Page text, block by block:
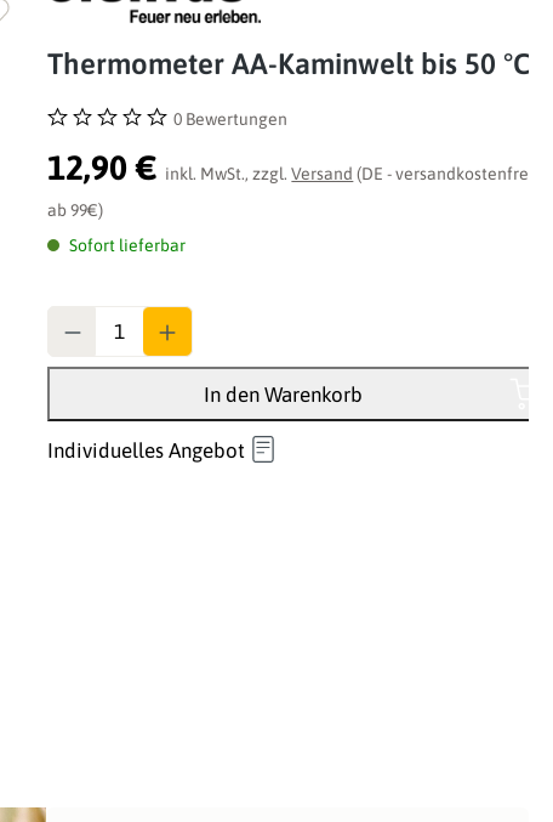
Thermometer AA-Kaminwelt bis 50 °C
Durchschnittliche Bewertung von 0 von 5 Sternen
0 Bewertungen
12,90 € inkl. MwSt., zzgl.Versand (DE - versandkostenfrei
ab 99€)
Sofort lieferbar
In den Warenkorb
Individuelles Angebot